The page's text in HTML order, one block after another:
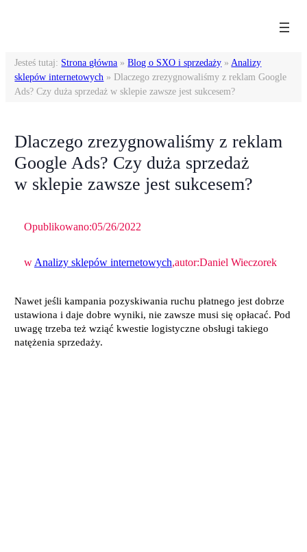
Jesteś tutaj: Strona główna »Blog o SXO i sprzedaży » Analizy
sklepów internetowych » Dlaczego zrezygnowaliśmy z reklam Google
Ads? Czy duża sprzedaż w sklepie zawsze jest sukcesem?
Dlaczego zrezygnowaliśmy z reklam
Google Ads? Czy duża sprzedaż
w sklepie zawsze jest sukcesem?
Opublikowano:05/26/2022
w Analizy sklepów internetowych,autor:Daniel Wieczorek
Nawet jeśli kampania pozyskiwania ruchu płatnego jest dobrze
ustawiona i daje dobre wyniki, nie zawsze musi się opłacać. Pod
uwagę trzeba też wziąć kwestie logistyczne obsługi takiego
natężenia sprzedaży.